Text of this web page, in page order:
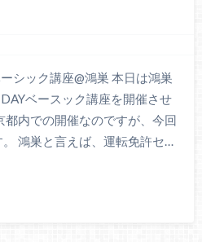
シック講座@鴻巣 本日は鴻巣
ベースック講座を開催させ
内での開催なのですが、今回
鴻巣と言えば、運転免許セ…